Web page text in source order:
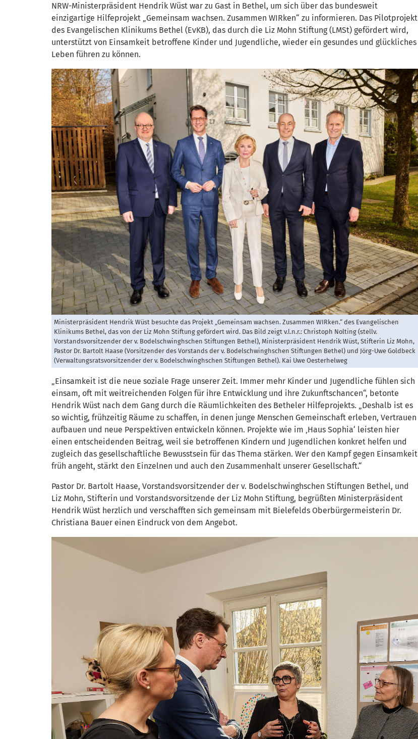
NRW-Ministerpräsident Hendrik Wüst war zu Gast in Bethel, um sich über das bundesweit
einzigartige Hilfeprojekt „Gemeinsam wachsen. Zusammen WIRken“ zu informieren. Das Pilotprojekt
des Evangelischen Klinikums Bethel (EvKB), das durch die Liz Mohn Stiftung (LMSt) gefördert wird,
unterstützt von Einsamkeit betroffene Kinder und Jugendliche, wieder ein gesundes und glückliches
Leben führen zu können.
Ministerpräsident Hendrik Wüst besuchte das Projekt „Gemeinsam wachsen. Zusammen WIRken.“ des Evangelischen
Klinikums Bethel, das von der Liz Mohn Stiftung gefördert wird. Das Bild zeigt v.l.n.r.: Christoph Nolting (stellv.
Vorstandsvorsitzender der v. Bodelschwinghschen Stiftungen Bethel), Ministerpräsident Hendrik Wüst, Stifterin Liz Mohn,
Pastor Dr. Bartolt Haase (Vorsitzender des Vorstands der v. Bodelschwinghschen Stiftungen Bethel) und Jörg-Uwe Goldbeck
(Verwaltungsratsvorsitzender der v. Bodelschwinghschen Stiftungen Bethel). Kai Uwe Oesterhelweg
„Einsamkeit ist die neue soziale Frage unserer Zeit. Immer mehr Kinder und Jugendliche fühlen sich
einsam, oft mit weitreichenden Folgen für ihre Entwicklung und ihre Zukunftschancen“, betonte
Hendrik Wüst nach dem Gang durch die Räumlichkeiten des Betheler Hilfeprojekts. „Deshalb ist es
so wichtig, frühzeitig Räume zu schaffen, in denen junge Menschen Gemeinschaft erleben, Vertrauen
aufbauen und neue Perspektiven entwickeln können. Projekte wie im ‚Haus Sophia‘ leisten hier
einen entscheidenden Beitrag, weil sie betroffenen Kindern und Jugendlichen konkret helfen und
zugleich das gesellschaftliche Bewusstsein für das Thema stärken. Wer den Kampf gegen Einsamkeit
früh angeht, stärkt den Einzelnen und auch den Zusammenhalt unserer Gesellschaft.“
Pastor Dr. Bartolt Haase, Vorstandsvorsitzender der v. Bodelschwinghschen Stiftungen Bethel, und
Liz Mohn, Stifterin und Vorstandsvorsitzende der Liz Mohn Stiftung, begrüßten Ministerpräsident
Hendrik Wüst herzlich und verschafften sich gemeinsam mit Bielefelds Oberbürgermeisterin Dr.
Christiana Bauer einen Eindruck von dem Angebot.